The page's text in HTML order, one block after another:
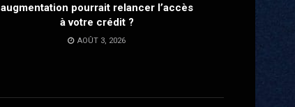
augmentation pourrait relancer l’accès
à votre crédit ?
AOÛT 3, 2026